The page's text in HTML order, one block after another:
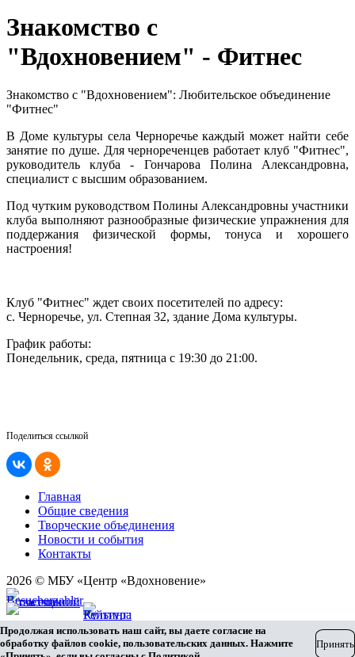
Знакомство с
"Вдохновением" - Фитнес
Знакомство с "Вдохновением": Любительское объединение
"Фитнес"
В Доме культуры села Черноречье каждый может найти себе
занятие по душе. Для чернореченцев работает клуб "Фитнес",
руководитель клуба - Гончарова Полина Александровна,
специалист с высшим образованием.
Под чутким руководством Полины Александровны участники
клуба выполняют разнообразные физические упражнения для
поддержания физической формы, тонуса и хорошего
настроения!
Клуб "Фитнес" ждет своих посетителей по адресу:
с. Черноречье, ул. Степная 32, здание Дома культуры.
График работы:
Понедельник, среда, пятница с 19:30 до 21:00.
Поделиться ссылкой
Главная
Общие сведения
Творческие объединения
Новости и события
Контакты
2026 © МБУ «Центр «Вдохновение»
Карта сайта
Разработка сайта
Продолжая использовать наш сайт, вы даете согласие на
обработку файлов cookie, пользовательских данных. Нажмите
Принять